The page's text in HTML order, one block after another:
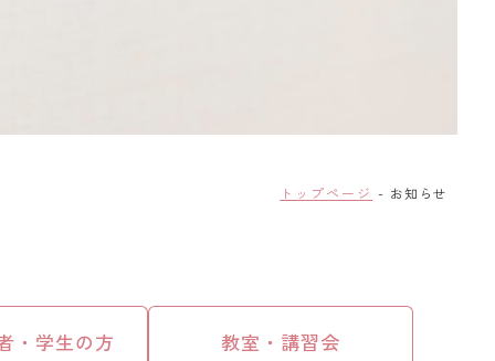
トップページ お知らせ
・学生の方 教室・講習会